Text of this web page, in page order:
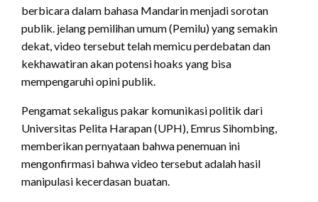
berbicara dalam bahasa Mandarin menjadi sorotan
publik. jelang pemilihan umum (Pemilu) yang semakin
dekat, video tersebut telah memicu perdebatan dan
kekhawatiran akan potensi hoaks yang bisa
mempengaruhi opini publik.
Pengamat sekaligus pakar komunikasi politik dari
Universitas Pelita Harapan (UPH), Emrus Sihombing,
memberikan pernyataan bahwa penemuan ini
mengonfirmasi bahwa video tersebut adalah hasil
manipulasi kecerdasan buatan.